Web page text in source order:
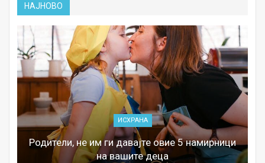
НАЈНОВО
ИСХРАНА
Родители, не им ги давајте овие 5 намирници
на вашите деца